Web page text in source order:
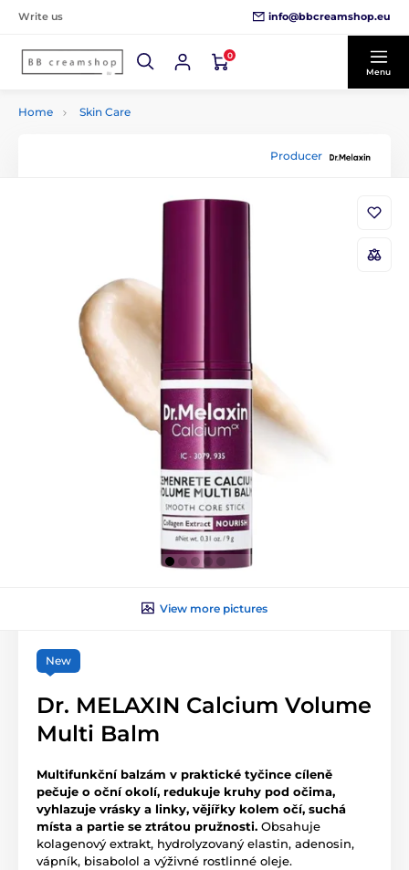
Write us info@bbcreamshop.eu
0
Menu
Home Skin Care
Producer
View more pictures
New
Dr. MELAXIN Calcium Volume
Multi Balm
Multifunkční balzám v praktické tyčince cíleně
pečuje o oční okolí, redukuje kruhy pod očima,
vyhlazuje vrásky a linky, vějířky kolem očí, suchá
místa a partie se ztrátou pružnosti. Obsahuje
kolagenový extrakt, hydrolyzovaný elastin, adenosin,
vápník, bisabolol a výživné rostlinné oleje.